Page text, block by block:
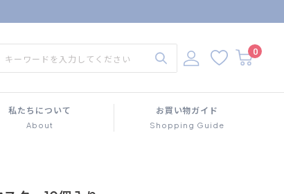
0
私たちについて
About
お買い物ガイド
Shopping Guide